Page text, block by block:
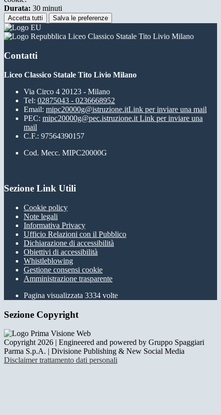
Durata: 30 minuti
Accetta tutti Salva le preferenze
Liceo Classico Statale Tito Livio Milano
Contatti
Liceo Classico Statale Tito Livio Milano
Via Circo 4 20123 - Milano
Tel: 02875043 - 0236668952
Email: mipc20000g@istruzione.itLink per inviare una mail
PEC: mipc20000g@pec.istruzione.it Link per inviare una
mail
C.F.: 97564390157
Cod. Mecc. MIPC20000G
Sezione Link Utili
Cookie policy
Note legali
Informativa Privacy
Ufficio Relazioni con il Pubblico
Dichiarazione di accessibilità
Obiettivi di accessibilità
Whistleblowing
Gestione consensi cookie
Amministrazione trasparente
Pagina visualizzata 3334 volte
Sezione Copyright
Copyright 2026 | Engineered and powered by Gruppo Spaggiari
Parma S.p.A. | Divisione Publishing & New Social Media
Disclaimer trattamento dati personali